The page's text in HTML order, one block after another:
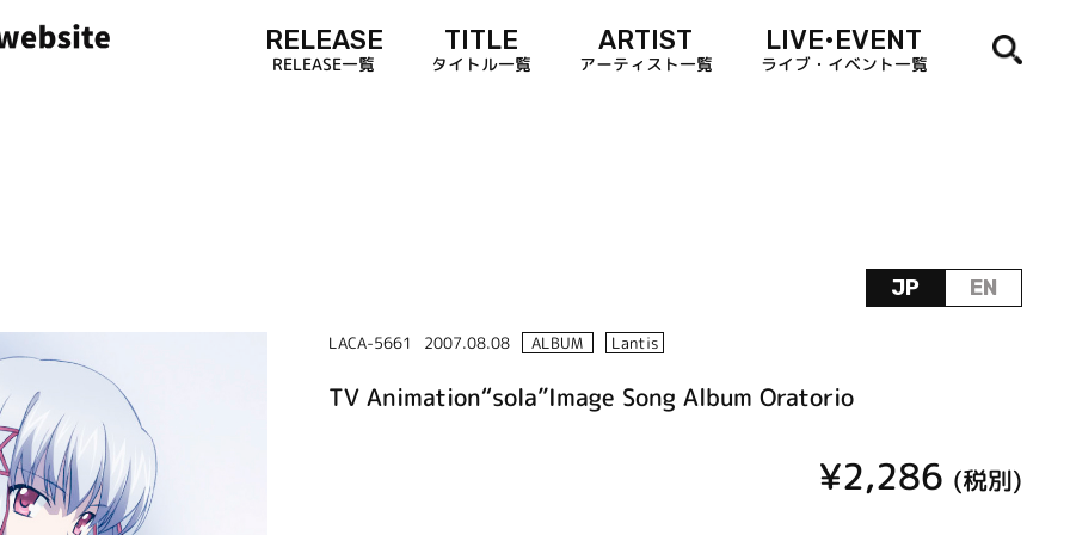
RELEASE
RELEASE一覧
TITLE
タイトル一覧
ARTIST
アーティスト一覧
LIVE•EVENT
ライブ・イベント一覧
JP EN
LACA-5661 2007.08.08 ALBUM Lantis
TV Animation“sola”Image Song Album Oratorio
¥2,286 (税別)